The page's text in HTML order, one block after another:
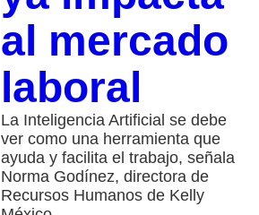
al mercado
laboral
La Inteligencia Artificial se debe
ver como una herramienta que
ayuda y facilita el trabajo, señala
Norma Godínez, directora de
Recursos Humanos de Kelly